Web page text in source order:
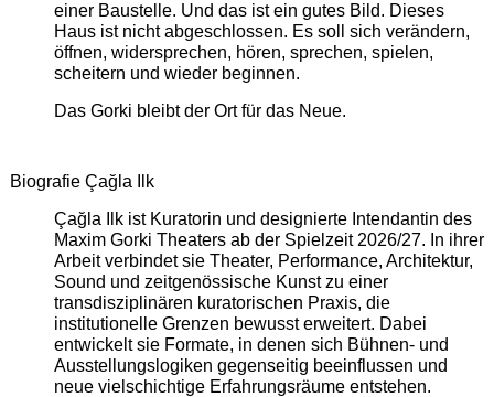
einer Baustelle. Und das ist ein gutes Bild. Dieses
Haus ist nicht abgeschlossen. Es soll sich verändern,
öffnen, widersprechen, hören, sprechen, spielen,
scheitern und wieder beginnen.
Das Gorki bleibt der Ort für das Neue.
Biografie Çağla Ilk
Çağla Ilk ist Kuratorin und designierte Intendantin des
Maxim Gorki Theaters ab der Spielzeit 2026/27. In ihrer
Arbeit verbindet sie Theater, Performance, Architektur,
Sound und zeitgenössische Kunst zu einer
transdisziplinären kuratorischen Praxis, die
institutionelle Grenzen bewusst erweitert. Dabei
entwickelt sie Formate, in denen sich Bühnen- und
Ausstellungslogiken gegenseitig beeinflussen und
neue vielschichtige Erfahrungsräume entstehen.